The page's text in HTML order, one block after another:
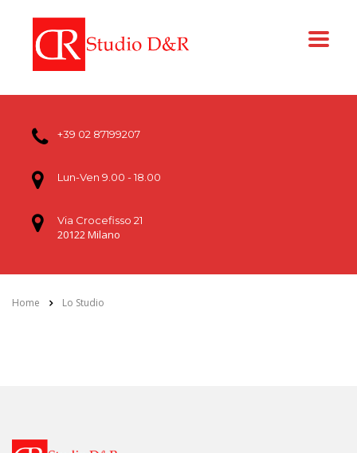
+39 02 87199207
Lun-Ven 9.00 - 18.00
Via Crocefisso 21
20122 Milano
Home Lo Studio